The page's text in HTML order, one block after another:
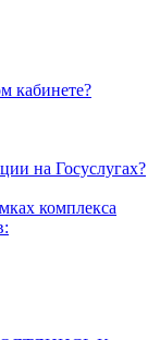
кабинете?
на Госуслугах?
комплекса